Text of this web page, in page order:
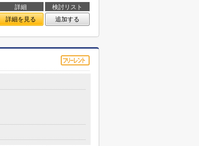
詳細
検討リスト
詳細を見る 追加する